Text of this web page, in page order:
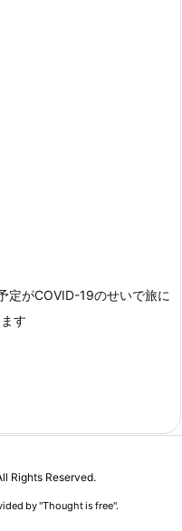
定がCOVID-19のせいで旅に
す
Rights Reserved.
by "Thought is free".